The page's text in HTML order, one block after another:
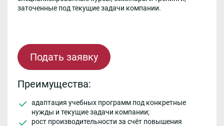
заточенные под текущие задачи компании.
Подать заявку
Преимущества:
адаптация учебных программ под конкретные
нужды и текущие задачи компании;
рост производительности за счёт повышения